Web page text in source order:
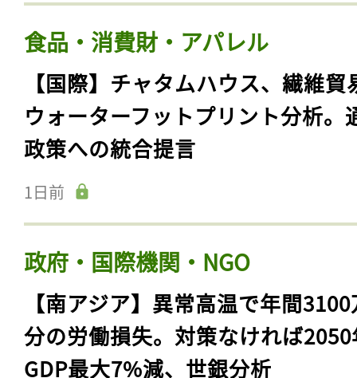
食品・消費財・アパレル
【国際】チャタムハウス、繊維貿
ウォーターフットプリント分析。
政策への統合提言
1日前
政府・国際機関・NGO
【南アジア】異常高温で年間
分の労働損失。対策なければ
GDP最大7%減、世銀分析